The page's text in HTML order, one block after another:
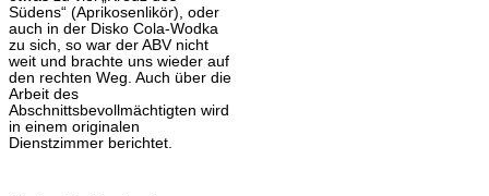
Südens“ (Aprikosenlikör), oder
auch in der Disko Cola-Wodka
zu sich, so war der ABV nicht
weit und brachte uns wieder auf
den rechten Weg. Auch über die
Arbeit des
Abschnittsbevollmächtigten wird
in einem originalen
Dienstzimmer berichtet.